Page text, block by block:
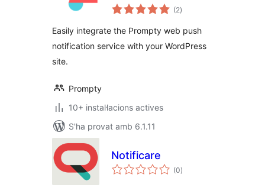
(2puntuacions
totals
)
Easily integrate the Prompty web push
notification service with your WordPress
site.
Prompty
10+ instal·lacions actives
S'ha provat amb 6.1.11
Notificare
(0puntuacions
totals
)